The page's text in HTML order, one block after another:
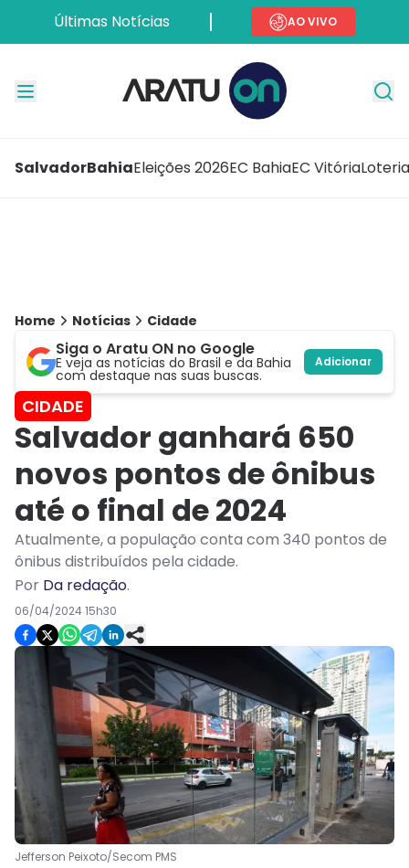
Últimas Notícias AO VIVO
SalvadorBahiaEleições 2026EC BahiaEC Vitória
Home Notícias Cidade
Siga o Aratu ON no Google
E veja as notícias do Brasil e da Bahia
com destaque nas suas buscas.
Adicionar
CIDADE
Salvador ganhará 650
novos pontos de ônibus
até o final de 2024
Atualmente, a população conta com 340 pontos de
ônibus distribuídos pela cidade.
Por Da redação.
06/04/2024 15h30
Jefferson Peixoto/Secom PMS